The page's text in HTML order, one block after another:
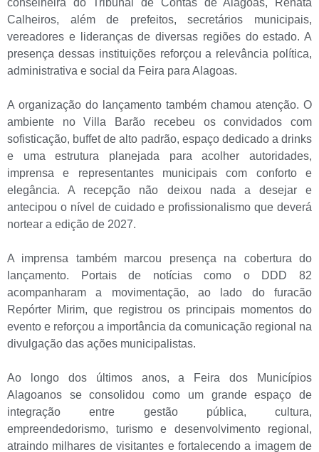
Calheiros, além de prefeitos, secretários municipais,
vereadores e lideranças de diversas regiões do estado. A
presença dessas instituições reforçou a relevância política,
administrativa e social da Feira para Alagoas.
A organização do lançamento também chamou atenção. O
ambiente no Villa Barão recebeu os convidados com
sofisticação, buffet de alto padrão, espaço dedicado a drinks
e uma estrutura planejada para acolher autoridades,
imprensa e representantes municipais com conforto e
elegância. A recepção não deixou nada a desejar e
antecipou o nível de cuidado e profissionalismo que deverá
nortear a edição de 2027.
A imprensa também marcou presença na cobertura do
lançamento. Portais de notícias como o DDD 82
acompanharam a movimentação, ao lado do furacão
Repórter Mirim, que registrou os principais momentos do
evento e reforçou a importância da comunicação regional na
divulgação das ações municipalistas.
Ao longo dos últimos anos, a Feira dos Municípios
Alagoanos se consolidou como um grande espaço de
integração entre gestão pública, cultura,
empreendedorismo, turismo e desenvolvimento regional,
atraindo milhares de visitantes e fortalecendo a imagem de